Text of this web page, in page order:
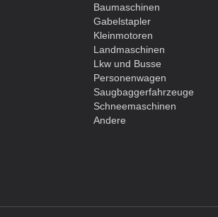
Baumaschinen
Gabelstapler
Kleinmotoren
Landmaschinen
Lkw und Busse
Personenwagen
Saugbaggerfahrzeuge
Schneemaschinen
Andere